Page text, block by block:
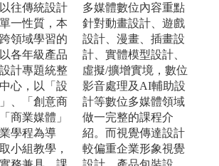
往傳統設計
一性質，本
領域學習的
各年級產品
計專題統整
心，以「設
、「創意商
商業媒體」
學程為導
小組教學，
多媒體數位內容重點
針對動畫設計、遊戲
設計、漫畫、插畫設
計、實體模型設計、
虛擬/擴增實境，數位
影音處理及AI輔助設
計等數位多媒體領域
做一完整的課程介
紹。而視覺傳達設計
較偏重企業形象視覺